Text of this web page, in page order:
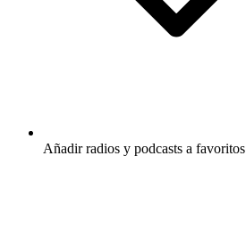
Añadir radios y podcasts a favoritos